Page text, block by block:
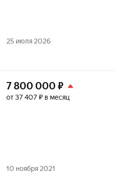
25 июля 2026
7 800 000 ₽
от 37 407 ₽ в месяц
10 ноября 2021